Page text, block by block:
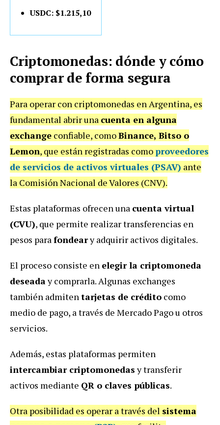
USDC: $1.215,10
Criptomonedas: dónde y cómo
comprar de forma segura
Para operar con criptomonedas en Argentina, es
fundamental abrir una cuenta en alguna
exchange confiable, comoBinance, Bitso o
Lemon, que están registradas comoproveedores
de servicios de activos virtuales (PSAV) ante
la Comisión Nacional de Valores (CNV).
Estas plataformas ofrecen una cuenta virtual
(CVU), que permite realizar transferencias en
pesos parafondeary adquirir activos digitales.
El proceso consiste en elegir la criptomoneda
deseaday comprarla. Algunas exchanges
también admitentarjetas de crédito como
medio de pago, a través de Mercado Pago u otros
servicios.
Además, estas plataformas permiten
intercambiar criptomonedasy transferir
activos mediante QR o claves públicas.
Otra posibilidad es operar a través del sistema